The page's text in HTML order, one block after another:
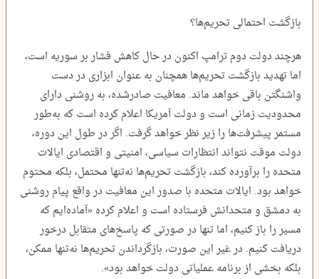
بازگشت احتمالی تحریم‌ها؟
هرچند دولت دوم ترامپ اکنون در حال کاهش فشار بر سوریه است،
اما تهدید بازگشت تحریم‌ها همچنان به عنوان ابزاری در دست
واشنگتن باقی خواهد ماند. معافیت صادرشده، به روشنی دارای
محدودیت زمانی است و دولت آمریکا اعلام کرده است که به‌طور
مستمر پیشرفت‌ها را زیر نظر خواهد گرفت. اگر در طول این دوره،
دولت موقت نتواند انتظارات سیاسی، امنیتی و اقتصادی ایالات
متحده را برآورده کند، بازگشت تحریم‌ها نه‌تنها محتمل، بلکه محتوم
خواهد بود. ایالات متحده با صدور این معافیت در واقع پیام روشنی
به دمشق و متحدانش فرستاده است و اعلام کرده «آماده‌ایم که
مسیر را باز کنیم، اما تنها در صورتی که پاسخ‌های متقابل درخور
دریافت کنیم. در غیر این صورت، بازگرداندن تحریم‌ها نه‌تنها ممکن،
بلکه بخشی از برنامه عملیاتی دولت خواهد بود».